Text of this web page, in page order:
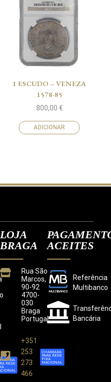
1 ESCUDO – VENEZA
1578-85
800,00 €
ADICIONAR
melhorar a sua
com a nossaPolítica de
REDE
LOJA
BRAGA
Rua São
Marcos,
90-92
4700-
030
Braga
Portugal
+351
253
273
466
CHAMADA
PARA REDE
FIXA
NACIONAL
ACEITES
Referência
Multibanco
Bancária